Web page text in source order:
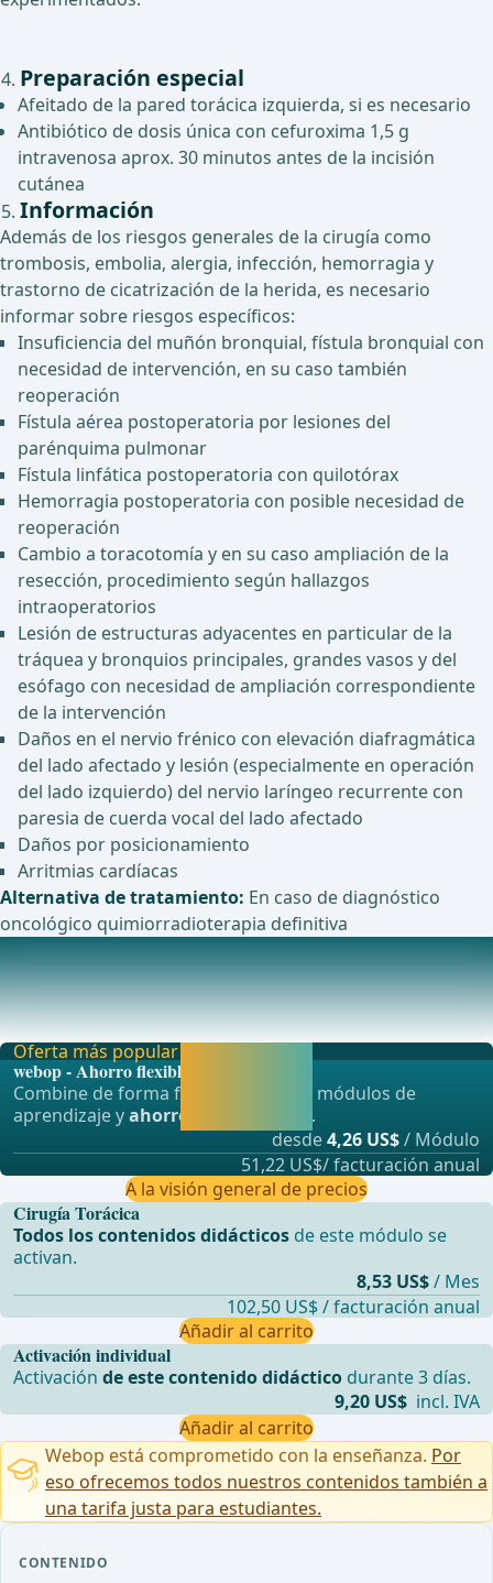
CONTENIDO
Preparación especial
Afeitado de la pared torácica izquierda, si es necesario
Antibiótico de dosis única con cefuroxima 1,5 g
intravenosa aprox. 30 minutos antes de la incisión
cutánea
Información
Además de los riesgos generales de la cirugía como
trombosis, embolia, alergia, infección, hemorragia y
trastorno de cicatrización de la herida, es necesario
informar sobre riesgos específicos:
Insuficiencia del muñón bronquial, fístula bronquial con
necesidad de intervención, en su caso también
reoperación
Fístula aérea postoperatoria por lesiones del
parénquima pulmonar
Fístula linfática postoperatoria con quilotórax
Hemorragia postoperatoria con posible necesidad de
reoperación
Cambio a toracotomía y en su caso ampliación de la
resección, procedimiento según hallazgos
intraoperatorios
Lesión de estructuras adyacentes en particular de la
tráquea y bronquios principales, grandes vasos y del
esófago con necesidad de ampliación correspondiente
de la intervención
Daños en el nervio frénico con elevación diafragmática
del lado afectado y lesión (especialmente en operación
del lado izquierdo) del nervio laríngeo recurrente con
paresia de cuerda vocal del lado afectado
Daños por posicionamiento
Arritmias cardíacas
Alternativa de tratamiento: En caso de diagnóstico
oncológico quimiorradioterapia definitiva
Anestesia
Anestesia por intubación con ventilación unilungar del
lado opuesto. ... - Operaciones de cirugía g
Activación individual
Activaciónde este contenido didáctico durante 3 días.
9,20 US$ incl. IVA
Añadir al carrito
Oferta más popular
webop - Ahorro flexible
Combine de forma flexible nuestros módulos de
aprendizaje yahorre hasta un 50% .
desde4,26 US$/ Módulo
51,22 US$/ facturación anual
A la visión general de precios
Cirugía Torácica
Todos los contenidos didácticos de este módulo se
activan.
8,53 US$/ Mes
102,50 US$ / facturación anual
Añadir al carrito
Webop está comprometido con la enseñanza. Por
eso ofrecemos todos nuestros contenidos también a
una tarifa justa para estudiantes.